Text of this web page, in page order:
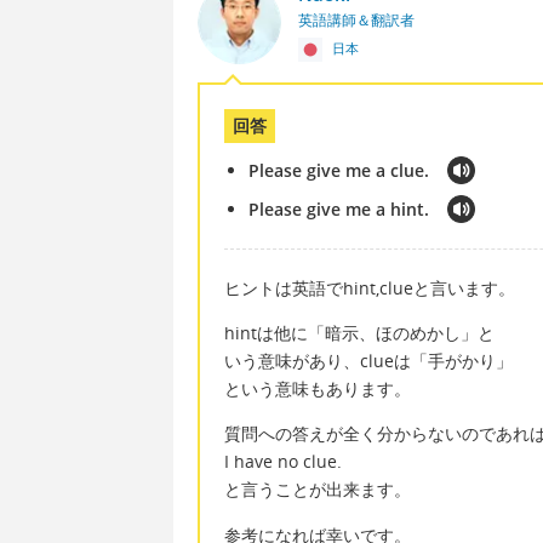
英語講師＆翻訳者
日本
回答
Please give me a clue.
Please give me a hint.
ヒントは英語でhint,clueと言います。
hintは他に「暗示、ほのめかし」と
いう意味があり、clueは「手がかり」
という意味もあります。
質問への答えが全く分からないのであれ
I have no clue.
と言うことが出来ます。
参考になれば幸いです。